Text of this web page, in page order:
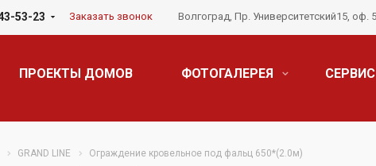
53-23 Заказать звонок Волгоград, Пр. Университетский15, оф.
ПРОЕКТЫ ДОМОВ ФОТОГАЛЕРЕЯ СЕРВИС
GRAND LINE Ограждение кровельное под фальц 650*(2.0м)